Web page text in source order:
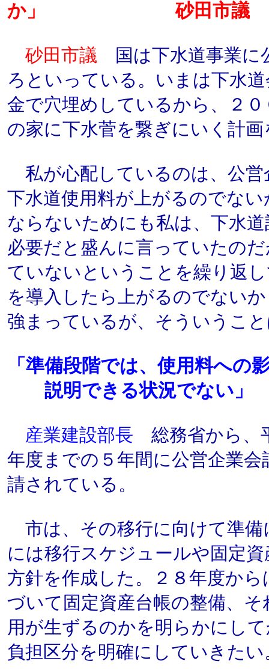
か」 砂田市議
砂田市議 国は下水道事業に
ろといっている。いまは下水
金で穴埋めしているから、２
の家に下水菅を繋ぎにいく計
私が心配しているのは、公営
下水道使用料が上がるのでな
ならないためにも私は、下水
必要だと盛んに言っていたの
ていないということを繰り返
を導入したら上がるのでない
強まっているが、そういうこ
「準備段階では、使用料への
説明できる状況でない」
産業建設部長 総務省から、
年度までの５年間に公営企業
請されている。
市は、その移行に向けて準備
には移行スケジュールや固定
方針を作成した。２８年度か
づいて固定資産台帳の整備、
用が生ずるのかを明らかにし
負担区分を明確にしていきたい